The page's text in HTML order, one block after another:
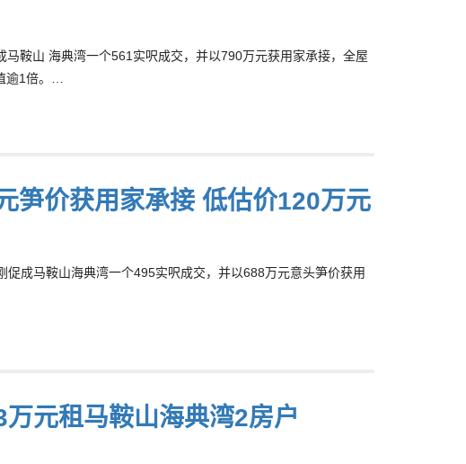
鞍山 海典湾一个561实呎成交，并以790万元获用家承接，全屋
逾1倍。…
笋价获用家承接 低估价120万元
成马鞍山海典湾一个495实呎成交，并以688万元意头笋价获用
元租马鞍山海典湾2房户